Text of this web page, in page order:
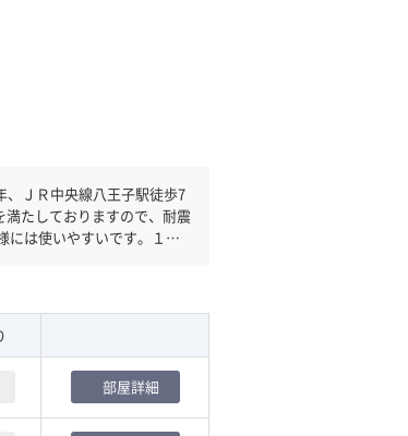
たしておりますので、耐震
には使いやすいです。１フ
部屋詳細